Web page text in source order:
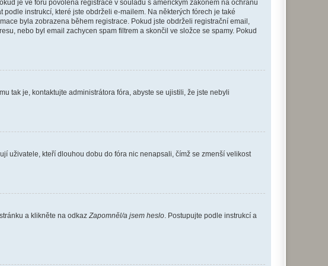
je ve fóru povolena registrace v souladu s americkým zákonem na ochranu
instrukcí, které jste obdrželi e-mailem. Na některých fórech je také
byla zobrazena během registrace. Pokud jste obdrželi registrační email,
nebo byl email zachycen spam filtrem a skončil ve složce se spamy. Pokud
tak je, kontaktujte administrátora fóra, abyste se ujistili, že jste nebyli
uživatele, kteří dlouhou dobu do fóra nic nenapsali, čímž se zmenší velikost
a klikněte na odkaz Zapomněl/a jsem heslo . Postupujte podle instrukcí a